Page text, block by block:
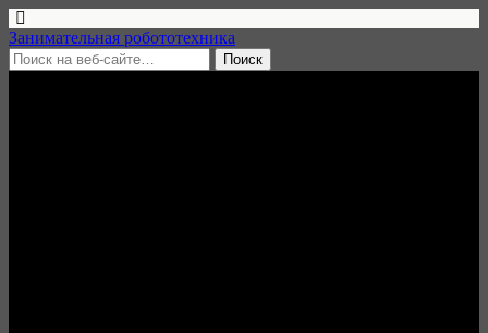
Занимательная робототехника